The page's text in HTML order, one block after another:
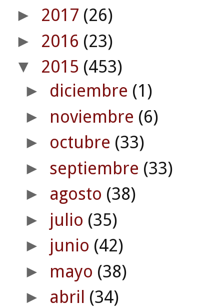
► 2017 (26)
► 2016 (23)
▼ 2015 (453)
► diciembre (1)
► noviembre (6)
► octubre (33)
► septiembre (33)
► agosto (38)
► julio (35)
► junio (42)
► mayo (38)
► abril (34)